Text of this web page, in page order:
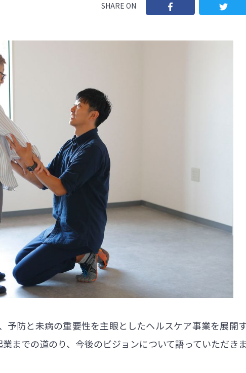
SHARE ON
防と未病の重要性を主眼としたヘルスケア事業を展開
までの道のり、今後のビジョンについて語っていただきま